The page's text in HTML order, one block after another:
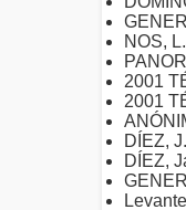
NOS,
2001
2001
DÍEZ,
DÍEZ,